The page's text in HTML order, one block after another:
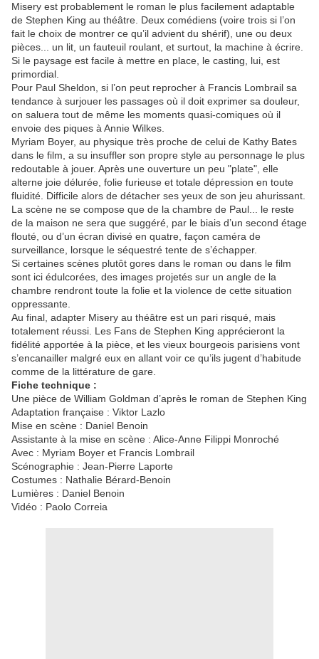
Misery est probablement le roman le plus facilement adaptable
de Stephen King au théâtre. Deux comédiens (voire trois si l’on
fait le choix de montrer ce qu’il advient du shérif), une ou deux
pièces... un lit, un fauteuil roulant, et surtout, la machine à écrire.
Si le paysage est facile à mettre en place, le casting, lui, est
primordial.
Pour Paul Sheldon, si l’on peut reprocher à Francis Lombrail sa
tendance à surjouer les passages où il doit exprimer sa douleur,
on saluera tout de même les moments quasi-comiques où il
envoie des piques à Annie Wilkes.
Myriam Boyer, au physique très proche de celui de Kathy Bates
dans le film, a su insuffler son propre style au personnage le plus
redoutable à jouer. Après une ouverture un peu "plate", elle
alterne joie délurée, folie furieuse et totale dépression en toute
fluidité. Difficile alors de détacher ses yeux de son jeu ahurissant.
La scène ne se compose que de la chambre de Paul... le reste
de la maison ne sera que suggéré, par le biais d’un second étage
flouté, ou d’un écran divisé en quatre, façon caméra de
surveillance, lorsque le séquestré tente de s’échapper.
Si certaines scènes plutôt gores dans le roman ou dans le film
sont ici édulcorées, des images projetés sur un angle de la
chambre rendront toute la folie et la violence de cette situation
oppressante.
Au final, adapter Misery au théâtre est un pari risqué, mais
totalement réussi. Les Fans de Stephen King apprécieront la
fidélité apportée à la pièce, et les vieux bourgeois parisiens vont
s’encanailler malgré eux en allant voir ce qu’ils jugent d’habitude
comme de la littérature de gare.
Fiche technique :
Une pièce de William Goldman d’après le roman de Stephen King
Adaptation française : Viktor Lazlo
Mise en scène : Daniel Benoin
Assistante à la mise en scène : Alice-Anne Filippi Monroché
Avec : Myriam Boyer et Francis Lombrail
Scénographie : Jean-Pierre Laporte
Costumes : Nathalie Bérard-Benoin
Lumières : Daniel Benoin
Vidéo : Paolo Correia